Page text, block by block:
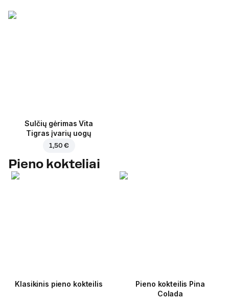
Sulčių gėrimas Vita
Tigras įvarių uogų
1,50 €
Pieno kokteliai
Klasikinis pieno kokteilis
Pieno kokteilis Pina
Colada